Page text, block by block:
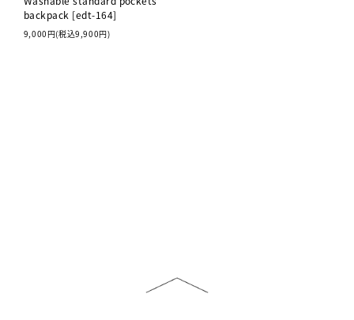
backpack [edt-164]
9,000円(税込9,900円)